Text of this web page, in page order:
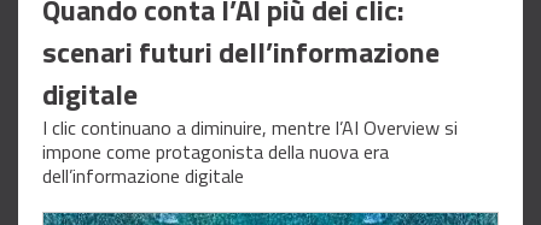
Quando conta l’AI più dei clic:
scenari futuri dell’informazione
digitale
I clic continuano a diminuire, mentre l’AI Overview si
impone come protagonista della nuova era
dell’informazione digitale